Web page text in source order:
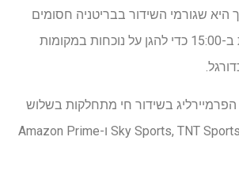
היא שגורמי השידור בבריטניה חסומים
מלשדר בעיטות שבת ב-15:00 כדי להגן על נוכחות במקומות
הפרמיירליג בשידור חי מתחלקות בשלוש
דרכים בבריטניה בין Sky Sports, TNT Sports ו-Amazon Prime